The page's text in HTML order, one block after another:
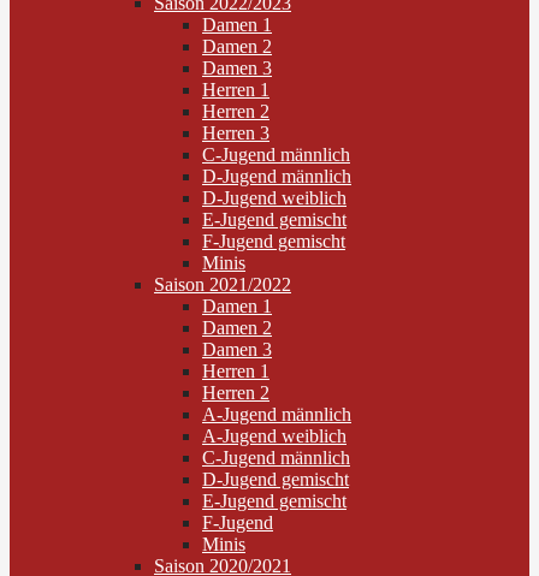
Damen 1
Damen 2
Damen 3
Herren 1
Herren 2
Herren 3
C-Jugend männlich
D-Jugend männlich
D-Jugend weiblich
E-Jugend gemischt
F-Jugend gemischt
Minis
Saison 2021/2022
Damen 1
Damen 2
Damen 3
Herren 1
Herren 2
A-Jugend männlich
A-Jugend weiblich
C-Jugend männlich
D-Jugend gemischt
E-Jugend gemischt
F-Jugend
Minis
Saison 2020/2021